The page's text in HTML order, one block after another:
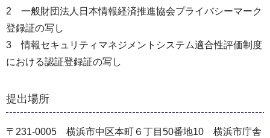
2 一般財団法人日本情報経済推進協会プライバシーマーク
登録証の写し
3 情報セキュリティマネジメントシステム適合性評価制度
における認証登録証の写し
提出場所
〒231-0005 横浜市中区本町６丁目50番地10 横浜市庁舎